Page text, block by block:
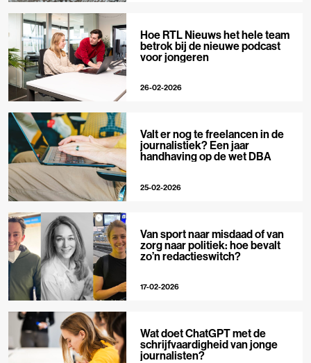
Hoe RTL Nieuws het hele team
betrok bij de nieuwe podcast
voor jongeren
26-02-2026
Valt er nog te freelancen in de
journalistiek? Een jaar
handhaving op de wet DBA
25-02-2026
Van sport naar misdaad of van
zorg naar politiek: hoe bevalt
zo’n redactieswitch?
17-02-2026
Wat doet ChatGPT met de
schrijfvaardigheid van jonge
journalisten?